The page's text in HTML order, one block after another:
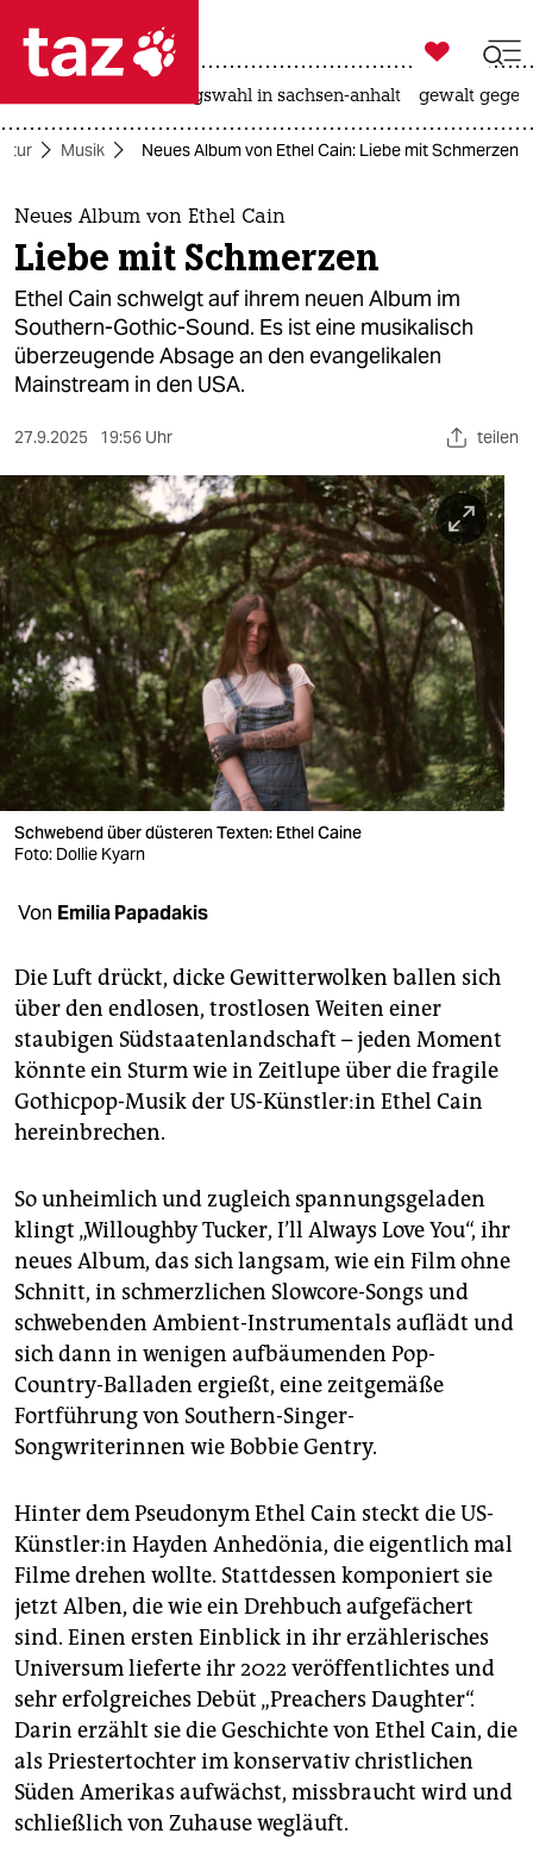
 taz zahl ich
taz zahl ich
themen
politik
öko
gesellschaft
kultur
sport
berlin
nord
wahrheit
verlag
verlag
veranstaltungen
shop
unterstützen
abo
genossenschaft
epaper login

taz zahl ich
landtagswahl in sachsen-anhalt gewalt
Musik Neues Album von Ethel Cain: Liebe mit Schmerzen
Neues Album von Ethel Cain
Liebe mit Schmerzen
Ethel Cain schwelgt auf ihrem neuen Album im
Southern-Gothic-Sound. Es ist eine musikalisch
überzeugende Absage an den evangelikalen
Mainstream in den USA.
27.9.2025 19:56 Uhr teilen
Schwebend über düsteren Texten: Ethel Caine
Foto: Dollie Kyarn
Von Emilia Papadakis
Die Luft drückt, dicke Gewitterwolken ballen sich
über den endlosen, trostlosen Weiten einer
staubigen Südstaatenlandschaft – jeden Moment
könnte ein Sturm wie in Zeitlupe über die fragile
Gothicpop-Musik der US-Künstler:in Ethel Cain
hereinbrechen.
So unheimlich und zugleich spannungsgeladen
klingt „Willoughby Tucker, I’ll Always Love You“, ihr
neues Album, das sich langsam, wie ein Film ohne
Schnitt, in schmerzlichen Slowcore-Songs und
schwebenden Ambient-Instrumentals auflädt und
sich dann in wenigen aufbäumenden Pop-
Country-Balladen ergießt, eine zeitgemäße
Fortführung von Southern-Singer-
Songwriterinnen wie Bobbie Gentry.
Hinter dem Pseudonym Ethel Cain steckt die US-
Künstler:in Hayden Anhedönia, die eigentlich mal
Filme drehen wollte. Stattdessen komponiert sie
jetzt Alben, die wie ein Drehbuch aufgefächert
sind. Einen ersten Einblick in ihr erzählerisches
Universum lieferte ihr 2022 veröffentlichtes und
sehr erfolgreiches Debüt „Preachers Daughter“.
Darin erzählt sie die Geschichte von Ethel Cain, die
als Priestertochter im konservativ christlichen
Süden Amerikas aufwächst, missbraucht wird und
schließlich von Zuhause wegläuft.